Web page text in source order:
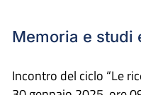
Memoria e studi
Incontro del ciclo “Le